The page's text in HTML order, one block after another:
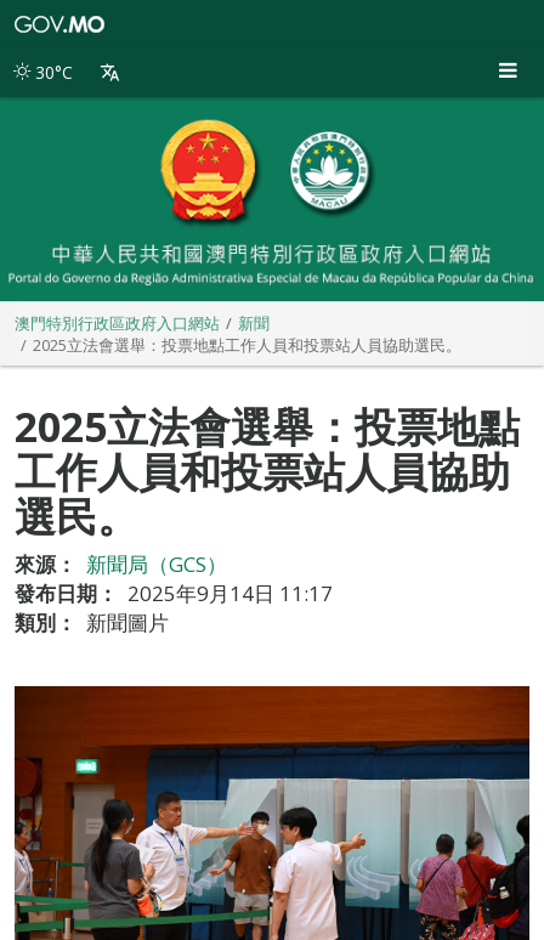
別
30°C
澳門特別行政區政府入口網站
新聞
2025立法會選舉：投票地點工作人員和投票站人員協助選民。
2025立法會選舉：投票地點
工作人員和投票站人員協助
選民。
來源：
新聞局（GCS）
發布日期：
2025年9月14日 11:17
類別：
新聞圖片